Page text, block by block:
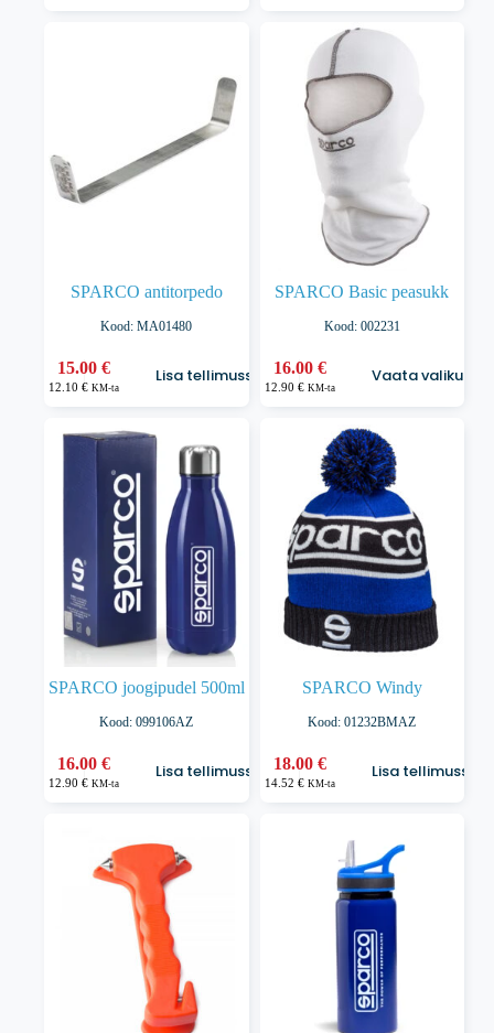
tootelehel.
SPARCO antitorpedo
Kood: MA01480
15.00€
12.10€ KM-ta
Lisa tellimusse
SPARCO Basic peasukk
Kood: 002231
16.00 €
12.90 € KM-ta
Vaata valikuid
Sellel
tootel
tootelehel.
SPARCO joogipudel 500ml
Kood: 099106AZ
16.00€
12.90€ KM-ta
Lisa tellimusse
SPARCO Windy
Kood: 01232BMAZ
18.00 €
14.52 € KM-ta
Lisa tellimusse